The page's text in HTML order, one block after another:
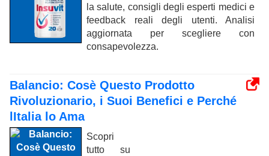
la salute, consigli degli esperti medici e
feedback reali degli utenti. Analisi
aggiornata per scegliere con
consapevolezza.
Balancio: Cosè Questo Prodotto
Rivoluzionario, i Suoi Benefici e Perché
lItalia lo Ama
Scopri
tutto su